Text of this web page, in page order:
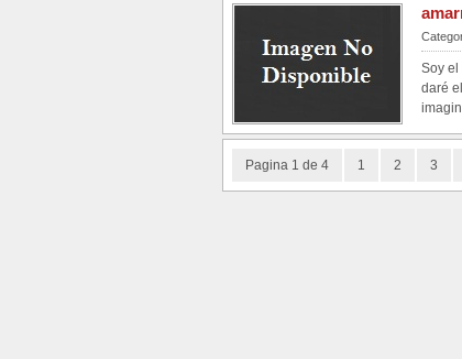
Soy el
daré
Pagina 1 de 4 1 2 3